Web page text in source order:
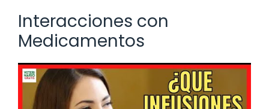
Interacciones con
Medicamentos